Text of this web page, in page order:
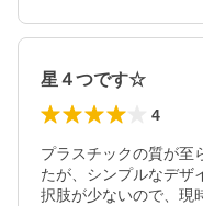
星４つです☆
4
プラスチックの質が至
たが、シンプルなデザ
択肢が少ないので、現